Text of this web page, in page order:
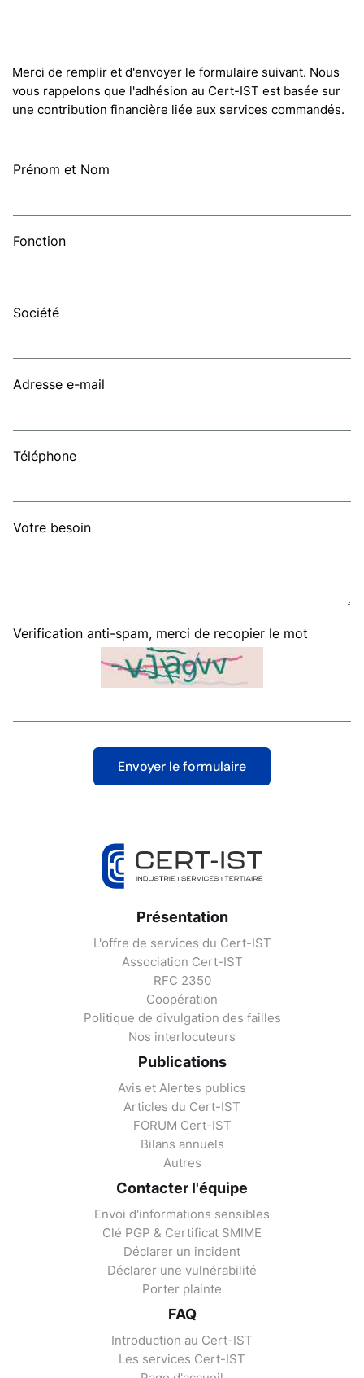
Merci de remplir et d'envoyer le formulaire suivant. Nous
vous rappelons que l'adhésion au Cert-IST est basée sur
une contribution financière liée aux services commandés.
Prénom et Nom
Fonction
Société
Adresse e-mail
Téléphone
Votre besoin
Verification anti-spam, merci de recopier le mot
Présentation
L'offre de services du Cert-IST
Association Cert-IST
RFC 2350
Coopération
Politique de divulgation des failles
Nos interlocuteurs
Publications
Avis et Alertes publics
Articles du Cert-IST
FORUM Cert-IST
Bilans annuels
Autres
Contacter l'équipe
Envoi d'informations sensibles
Clé PGP & Certificat SMIME
Déclarer un incident
Déclarer une vulnérabilité
Porter plainte
FAQ
Introduction au Cert-IST
Les services Cert-IST